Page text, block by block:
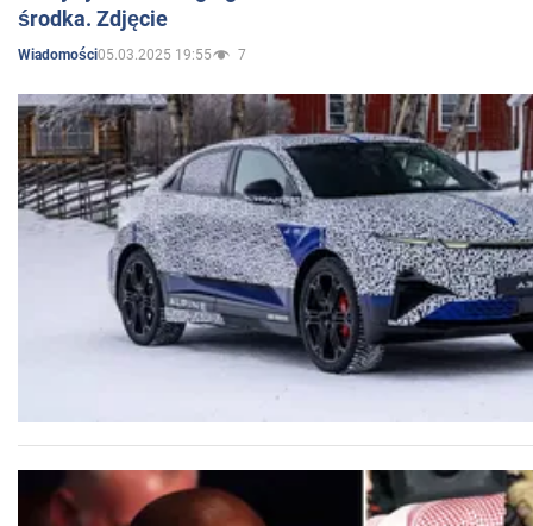
środka. Zdjęcie
Wiadomości05.03.2025 19:55 7